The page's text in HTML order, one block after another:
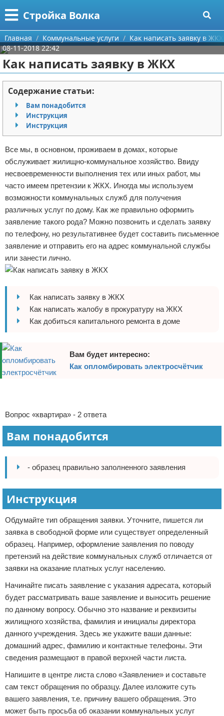
Стройка Волка
Меню
Главная
Категории
Строительство
Мебель
Интерьер и дизайн
Дизайн дачи
Дизайн квартиры
Кухня
Посуда
Ремонт
Ремонт дачи
Ремонт квартиры
Инструменты
Ванная
Домашний быт
Коммунальные услуги
Безопасность
Стройматериалы
Разное
Поиск
О проекте
Контакты
Сотрудничество
Размещение рекламы
Для правообладателей
Условия предоставления информации
Отказ от ответственности
Главная Коммунальные услуги
Как написать заявку в ЖКХ
08-11-2018 22:42
Как написать заявку в ЖКХ
Содержание статьи:
Вам понадобится
Инструкция
Инструкция
Все мы, в основном, проживаем в домах, которые
обслуживает жилищно-коммунальное хозяйство. Ввиду
несвоевременности выполнения тех или иных работ, мы
часто имеем претензии к ЖКХ. Иногда мы используем
возможности коммунальных служб для получения
различных услуг по дому. Как же правильно оформить
заявление такого рода? Можно позвонить и сделать заявку
по телефону, но результативнее будет составить письменное
заявление и отправить его на адрес коммунальной службы
или занести лично.
Как написать заявку в ЖКХ
Как написать жалобу в прокуратуру на ЖКХ
Как добиться капитального ремонта в доме
Вам будет интересно:
Как опломбировать электросчётчик
Вопрос «квартира» - 2 ответа
Вам понадобится
- образец правильно заполненного заявления
Инструкция
Обдумайте тип обращения заявки. Уточните, пишется ли
заявка в свободной форме или существует определенный
образец. Например, оформление заявления по поводу
претензий на действие коммунальных служб отличается от
заявки на оказание платных услуг населению.
Начинайте писать заявление с указания адресата, который
будет рассматривать ваше заявление и выносить решение
по данному вопросу. Обычно это название и реквизиты
жилищного хозяйства, фамилия и инициалы директора
данного учреждения. Здесь же укажите ваши данные:
домашний адрес, фамилию и контактные телефоны. Эти
сведения размещают в правой верхней части листа.
Напишите в центре листа слово «Заявление» и составьте
сам текст обращения по образцу. Далее изложите суть
вашего заявления, т.е. причину вашего обращения. Это
может быть просьба об оказании коммунальных услуг